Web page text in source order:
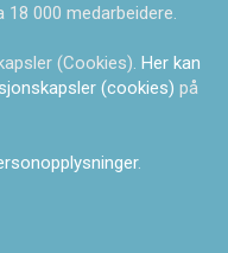
000 medarbeidere.
(Cookies). Her kan
(cookies) på
.